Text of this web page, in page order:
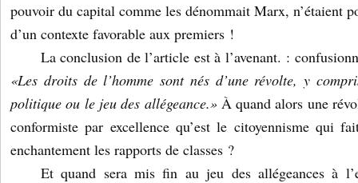
pouvoir du capital comme les dénommait Marx, n’étaient
d’un contexte favorable aux premiers !
La conclusion de l’article est à l’avenant. :
«Les droits de l’homme sont nés d’une révolte, y
politique ou le jeu des allégeance.» À quand alors une
conformiste par excellence qu’est le citoyennisme qui
enchantement les rapports de classes ?
Et quand sera mis fin au jeu des allégeances à